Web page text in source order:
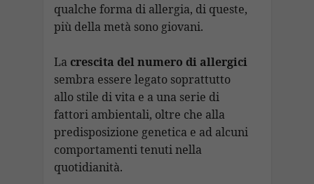
k p at
n
k
di
qualche forma di allergia, di queste,
più della metà sono giovani.
La crescita del numero di allergici
sembra essere legato soprattutto
allo stile di vita e a una serie di
fattori ambientali, oltre che alla
predisposizione genetica e ad alcuni
comportamenti tenuti nella
quotidianità.